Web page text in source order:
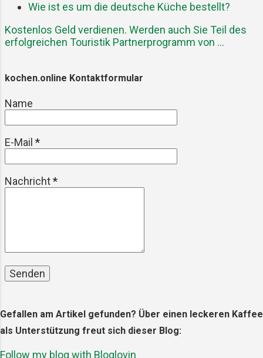
aus Italien mit rotem Essig und optional etwas
Balsamico oder einem Dressing ...
Wie ist es um die deutsche Küche bestellt?
Kostenlos Geld verdienen. Werden auch Sie Teil des
erfolgreichen Touristik Partnerprogramm von ...
kochen.online Kontaktformular
Name
E-Mail *
Nachricht*
Gefallen am Artikel gefunden? Über einen leckeren Kaffee
als Unterstützung freut sich dieser Blog:
Follow my blog with Bloglovin